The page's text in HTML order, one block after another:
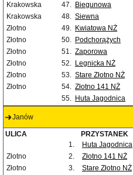
Krakowska
47. Biegunowa
Krakowska
48. Siewna
Złotno
49. Kwiatowa NŻ
Złotno
50. Podchorążych
Złotno
51. Zaporowa
Złotno
52. Legnicka NŻ
Złotno
53. Stare Złotno NŻ
Złotno
54. Złotno 141 NŻ
55. Huta Jagodnica
Janów
ULICA PRZYSTANEK
1.
Huta Jagodnica
Złotno
2. Złotno 141 NŻ
Złotno
3. Stare Złotno NŻ